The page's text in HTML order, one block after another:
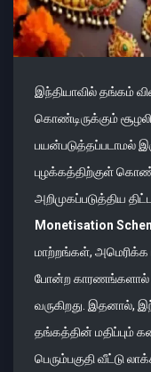
இந்தியாவில் தங்கம்
கொண்டிருக்கும்
பயன்படுத்தப்படாமல்
புழக்கத்திற்குள்
அறிமுகப்படுத்திய
Monetisation
மாற்றங்கள், அமெரிக்க
போன்ற காரணங்களால்
வருகிறது. இதனால்,
தங்கத்தின் மதிப்பும்
பெரும்பகுதி வீட்டு